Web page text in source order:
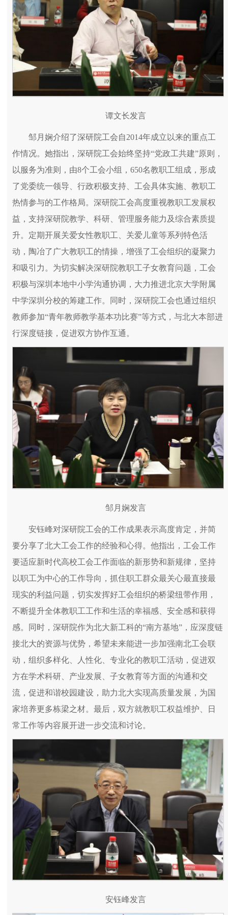
谭文长发言
邹月娴介绍了深研院工会自2014年成立以来的重点工
作情况。她指出，深研院工会始终坚持“党政工共建”原则，
以服务为准则，由8个工会小组，650名教职工组成，形成
了党委统一领导、行政积极支持、工会具体实施、教职工
热情参与的工作格局。深研院工会高度重视教职工发展权
益，支持深研院教学、科研、管理服务能力及综合素质提
升。定期开展关爱女性教职工、关爱儿童等系列特色活
动，陶冶了广大教职工的情操，增强了工会组织的凝聚力
和吸引力。为切实解决深研院教职工子女教育问题，工会
积极与深圳本地中小学沟通协调，大力推进北京大学附属
中学深圳分校的筹建工作。同时，深研院工会也通过组织
教师参加“青年教师教学基本功比赛”等方式，与北大本部进
行深度链接，促进双方协作互通。
邹月娴发言
安钰峰对深研院工会的工作成果表示高度肯定，并简
要分享了北大工会工作的经验和心得。他指出，工会工作
要适应新时代高校工会工作面临的新形势和新规律，坚持
以职工为中心的工作导向，抓住职工群众最关心最直接最
现实的利益问题，切实发挥好工会组织的桥梁纽带作用，
不断提升全体教职工工作和生活的幸福感、安全感和获得
感。同时，深研院作为北大新工科的“南方基地”，应深度链
接北大的资源与优势，希望未来能进一步加强南北工会联
动，组织多样化、人性化、专业化的教职工活动，促进双
方在学术科研、产业发展、子女教育等方面的沟通和交
流，促进和谐校园建设，助力北大实现高质量发展，为国
家培养更多栋梁之材。最后，双方就教职工权益维护、日
常工作等内容展开进一步交流和讨论。
安钰峰发言